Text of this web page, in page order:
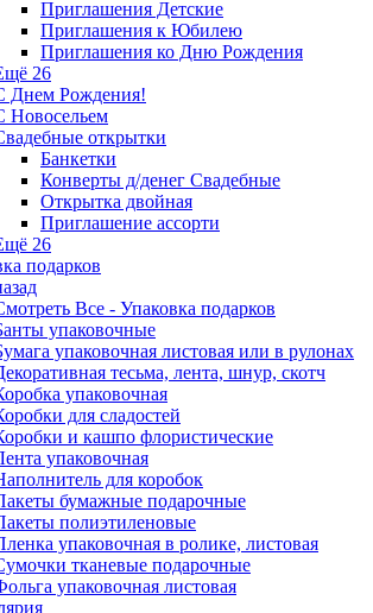
Приглашения Детские
Приглашения к Юбилею
Приглашения ко Дню Рождения
26
Днем Рождения!
Новосельем
открытки
Банкетки
Конверты д/денег Свадебные
Открытка двойная
Приглашение ассорти
26
подарков
Все - Упаковка подарков
упаковочные
упаковочная листовая или в рулонах
тесьма, лента, шнур, скотч
упаковочная
для сладостей
и кашпо флористические
упаковочная
для коробок
бумажные подарочные
полиэтиленовые
упаковочная в ролике, листовая
тканевые подарочные
упаковочная листовая